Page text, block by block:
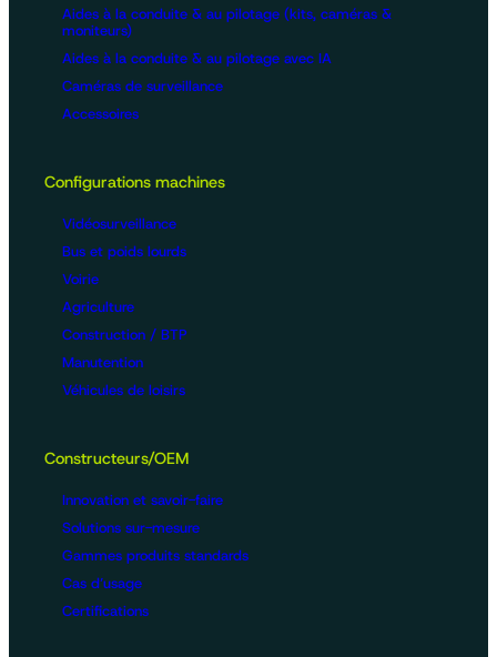
Aides à la conduite & au pilotage (kits, caméras &
moniteurs)
Aides à la conduite & au pilotage avec IA
Caméras de surveillance
Accessoires
Configurations machines
Vidéosurveillance
Bus et poids lourds
Voirie
Agriculture
Construction / BTP
Manutention
Véhicules de loisirs
Constructeurs/OEM
Innovation et savoir-faire
Solutions sur-mesure
Gammes produits standards
Cas d’usage
Certifications